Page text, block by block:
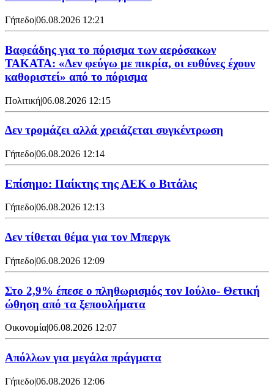
Γήπεδο|06.08.2026 12:21
Βαφεάδης για το πόρισμα των αερόσακων
ΤΑΚΑΤΑ: «Δεν φεύγω με πικρία, οι ευθύνες έχουν
καθοριστεί» από το πόρισμα
Πολιτική|06.08.2026 12:15
Δεν τρομάζει αλλά χρειάζεται συγκέντρωση
Γήπεδο|06.08.2026 12:14
Επίσημο: Παίκτης της ΑΕΚ ο Βιτάλις
Γήπεδο|06.08.2026 12:13
Δεν τίθεται θέμα για τον Μπεργκ
Γήπεδο|06.08.2026 12:09
Στο 2,9% έπεσε ο πληθωρισμός τον Ιούλιο- Θετική
ώθηση από τα ξεπουλήματα
Οικονομία|06.08.2026 12:07
Απόλλων για μεγάλα πράγματα
Γήπεδο|06.08.2026 12:06